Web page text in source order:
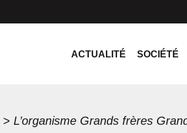
ACTUALITÉ SOCIÉTÉ
>